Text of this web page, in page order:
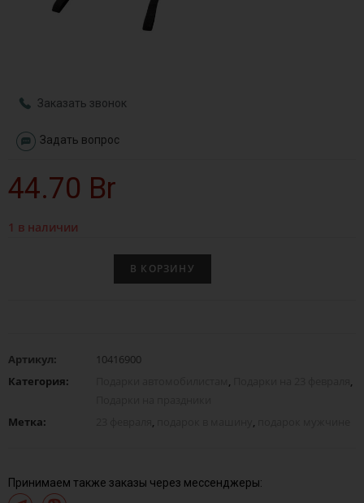
Заказать звонок
Задать вопрос
44.70 Br
1 в наличии
В КОРЗИНУ
Артикул:
10416900
Категория:
,
,
Метка:
, ,
Принимаем также заказы через мессенджеры: